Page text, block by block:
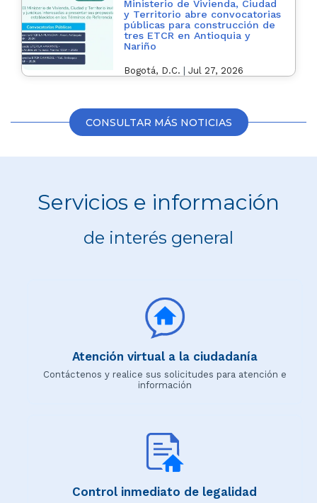
Ministerio de Vivienda, Ciudad
y Territorio abre convocatorias
públicas para construcción de
tres ETCR en Antioquia y
Nariño
Bogotá, D.C. | Jul 27, 2026
CONSULTAR MÁS NOTICIAS
Servicios e información
de interés general
Atención virtual a la ciudadanía
Contáctenos y realice sus solicitudes para atención e
información
Control inmediato de legalidad